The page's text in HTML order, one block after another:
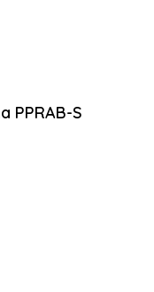
PPRAB-S